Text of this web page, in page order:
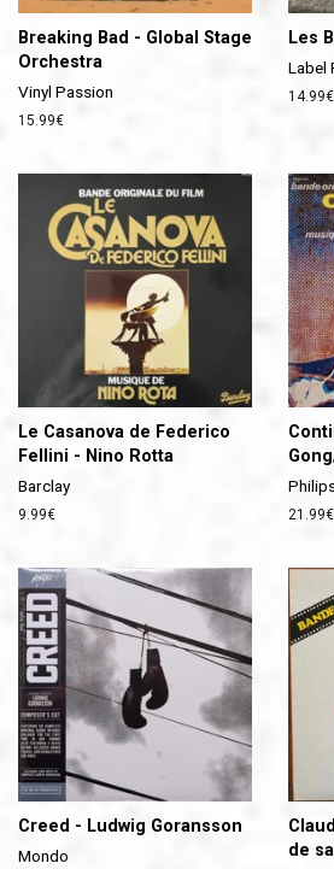
Breaking Bad - Global Stage
Orchestra
Vinyl Passion
Prix
15.99€
Les
Label
Prix
14.99€
Le Casanova de Federico
Fellini - Nino Rotta
Barclay
Prix
9.99€
Prix
21.99€
Creed - Ludwig Goransson
Mondo
de